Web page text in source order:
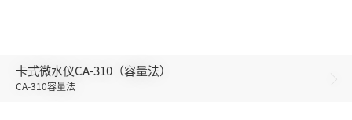
卡式微水仪CA-310（容量法）
CA-310容量法